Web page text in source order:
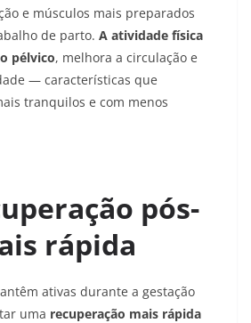
e músculos mais preparados
de parto. A atividade física
pélvico, melhora a circulação e
— características que
tranquilos e com menos
pós-
rápida
ativas durante a gestação
uma recuperação mais rápida